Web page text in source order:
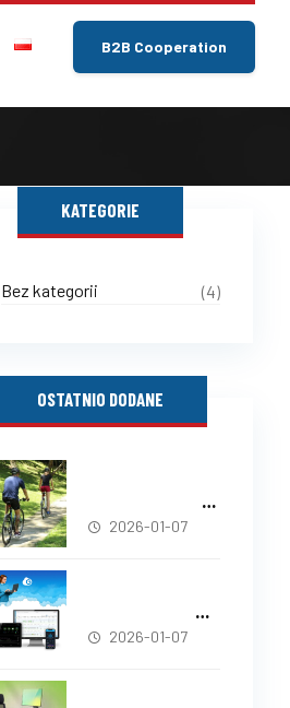
B2B Cooperation
KATEGORIE
Bez kategorii (4)
OSTATNIO DODANE
mandatory in
2026-01-07
What’s Changed!
2026-01-07